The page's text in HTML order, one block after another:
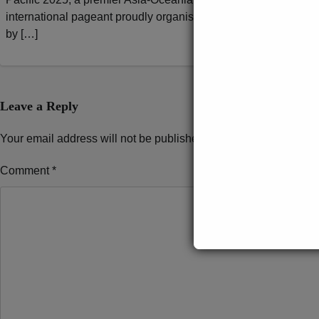
international pageant proudly organised
by […]
Leave a Reply
Your email address will not be published.
Comment*